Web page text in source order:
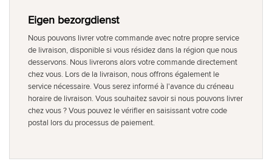
Eigen bezorgdienst
Nous pouvons livrer votre commande avec notre propre service
de livraison, disponible si vous résidez dans la région que nous
desservons. Nous livrerons alors votre commande directement
chez vous. Lors de la livraison, nous offrons également le
service nécessaire. Vous serez informé à l'avance du créneau
horaire de livraison. Vous souhaitez savoir si nous pouvons livrer
chez vous ? Vous pouvez le vérifier en saisissant votre code
postal lors du processus de paiement.